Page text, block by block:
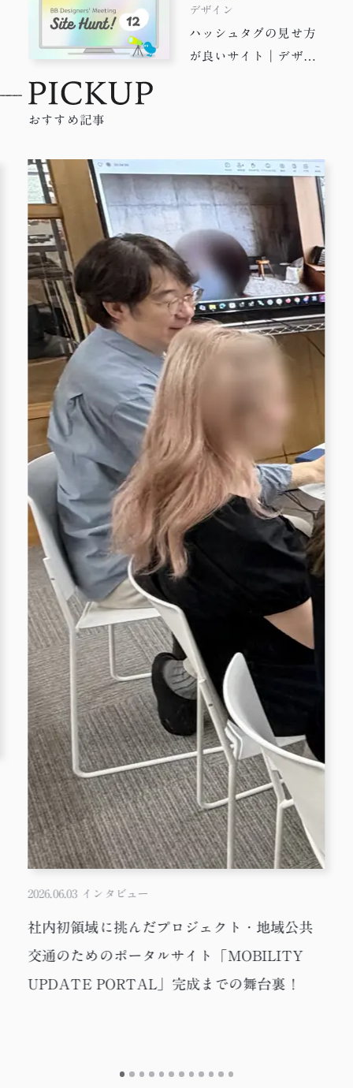
デザイン
ハッシュタグの見せ方
が良いサイト｜デザイ
おすすめ記事
2026.06.03 インタビュー
社内初領域に挑んだプロジェクト・地域公共
交通のためのポータルサイト「MOBILITY
UPDATE PORTAL」完成までの舞台裏！